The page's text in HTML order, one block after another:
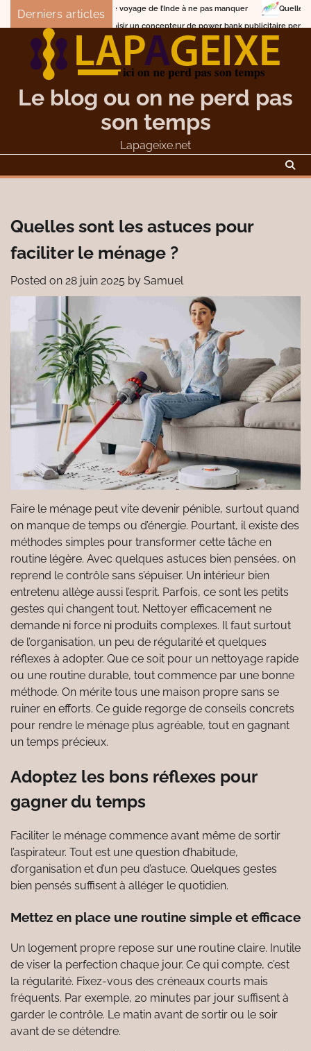
Skip
content
Derniers articles
circuits de voyage de l’Inde à ne pas manquer
Quelle stratégie adopter
choisir un concepteur de power bank publicitaire personnalisé
Le blog ou on ne perd pas
son temps
Lapageixe.net
Quelles sont les astuces pour
faciliter le ménage ?
Posted on 28 juin 2025 by Samuel
Faire le ménage peut vite devenir pénible, surtout quand
on manque de temps ou d’énergie. Pourtant, il existe des
méthodes simples pour transformer cette tâche en
routine légère. Avec quelques astuces bien pensées, on
reprend le contrôle sans s’épuiser. Un intérieur bien
entretenu allège aussi l’esprit. Parfois, ce sont les petits
gestes qui changent tout. Nettoyer efficacement ne
demande ni force ni produits complexes. Il faut surtout
de l’organisation, un peu de régularité et quelques
réflexes à adopter. Que ce soit pour un nettoyage rapide
ou une routine durable, tout commence par une bonne
méthode. On mérite tous une maison propre sans se
ruiner en efforts. Ce guide regorge de conseils concrets
pour rendre le ménage plus agréable, tout en gagnant
un temps précieux.
Adoptez les bons réflexes pour
gagner du temps
Faciliter le ménage commence avant même de sortir
l’aspirateur. Tout est une question d’habitude,
d’organisation et d’un peu d’astuce. Quelques gestes
bien pensés suffisent à alléger le quotidien.
Mettez en place une routine simple et efficace
Un logement propre repose sur une routine claire. Inutile
de viser la perfection chaque jour. Ce qui compte, c’est
la régularité. Fixez-vous des créneaux courts mais
fréquents. Par exemple, 20 minutes par jour suffisent à
garder le contrôle. Le matin avant de sortir ou le soir
avant de se détendre.